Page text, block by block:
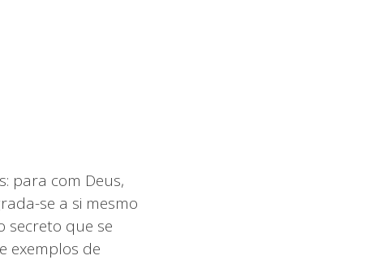
para com Deus,
se a si mesmo
secreto que se
exemplos de